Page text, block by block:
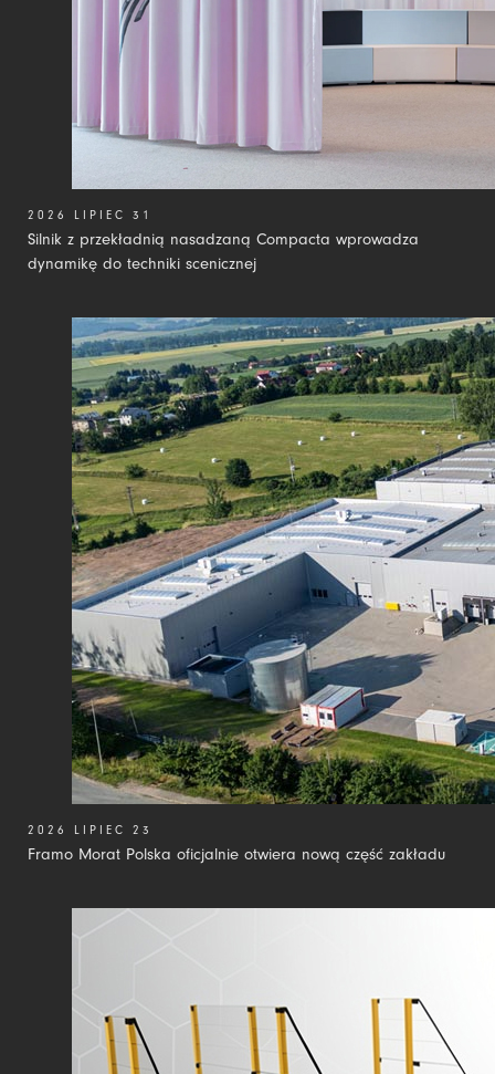
Silnik z przekładnią nasadzaną Compacta wprowadza
dynamikę do techniki scenicznej
2026 LIPIEC 31
Framo Morat Polska oficjalnie otwiera nową część zakładu
2026 LIPIEC 23